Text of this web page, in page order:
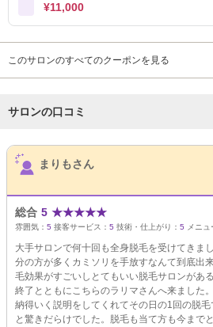
¥11,000
このサロンのすべてのクーポンを見る
サロンの口コミ
サロンPick Up
まりもさん
総合 5 ★★★★★
雰囲気： 5 接客サービス： 5 技術・仕上がり： 5 メニュ
大手サロンで何十回も全身脱毛を受けてきま
分の方が多くカミソリを手放すなんて到底出
毛効果がすごいしとてもいい脱毛サロンがあ
終了とともにこちらのラリマさんへ来ました
納得いく説明をしてくれてその日の1回の脱
と驚きだらけでした。脱毛も当て方も今まで